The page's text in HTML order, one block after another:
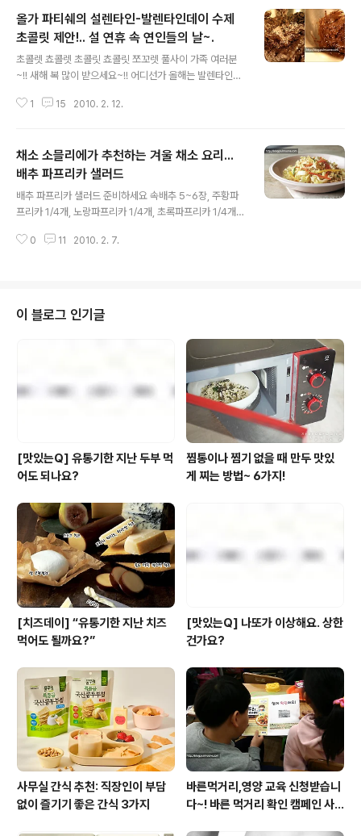
올가 파티쉐의 설렌타인-발렌타인데이 수제
초콜릿 제안!.. 설 연휴 속 연인들의 날~.
초콜렛 쵸콜렛 초콜릿 쵸콜릿 쪼꼬렛 풀사이 가족 여러분
~!! 새해 복 많이 받으세요~!! 어디선가 올해는 발렌타인데
고 부르더군요. ^ ^ 설날 차례 지내느라 바빠 발렌타인데이
지요. ㅠ ㅠ ) 대신~ 저 풀반장이 특별한 초콜릿을 선물할
수 있는 방법을 알려드리겠습니다. 올가 베이커리 변종현
파티쉐님께서 풀사이 가족분들께 '수제 초콜릿 만드는
법'을 공개해 주셨거든요. ^^ 집에서 보내야하는 이번 설렌
타인, 아니 발렌타인데이를 위한 특별한 수제 초콜릿 만들
기, 시작해볼까요? 일단, 장소를 이동해보죠~. 바로 파티쉐
1 15 2010. 2. 12.
채소 소믈리에가 추천하는 겨울 채소 요리...
배추 파프리카 샐러드
배추 파프리카 샐러드 준비하세요 속배추 5~6장, 주황파
프리카 1/4개, 노랑파프리카 1/4개, 초록파프리카 1/4개,
땅콩버터 1큰술, 소금 약간 만들어보세요 1 배추는 노란 속
후, 건져 아삭하게 한 후 먹기 직전에 양념에 버무린다. 풀
반장표 특별 레시피 - 채소 소믈리에의 추천 요리 1. 채소
소믈리에 김은경 대표 인터뷰 2. 인터뷰 현장 스케치 3.
[레시피] 버섯 우엉 전골 4. [레시피] 배추 파프리카 샐러드
재료의 분량 ㅣ 2인 기준 요리와 스타일링 |..
0 11 2010. 2. 7.
이 블로그 인기글
[맛있는Q] 유통기한 지난 두부 먹
어도 되나요?
찜통이나 찜기 없을 때 만두 맛있
게 찌는 방법~ 6가지!
[치즈데이] “유통기한 지난 치즈
먹어도 될까요?”
[맛있는Q] 나또가 이상해요. 상한
건가요?
사무실 간식 추천: 직장인이 부담
없이 즐기기 좋은 간식 3가지
바른먹거리,영양 교육 신청받습니
다~! 바른 먹거리 확인 캠페인 사